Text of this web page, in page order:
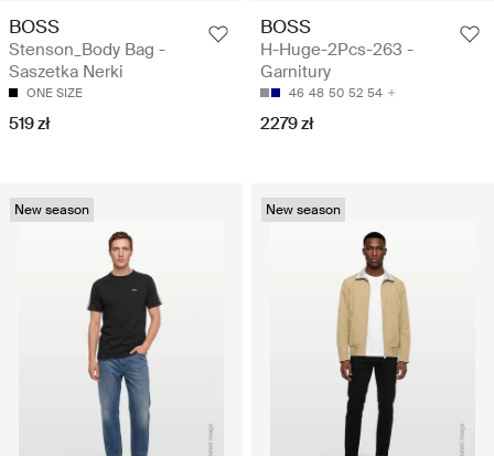
BOSS
Stenson_Body Bag -
Saszetka Nerki
ONE SIZE
519 zł
BOSS
H-Huge-2Pcs-263 -
Garnitury
46 48 50 52 54
2279 zł
New season New season